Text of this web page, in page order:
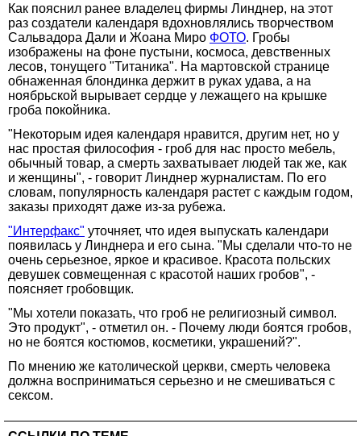
Как пояснил ранее владелец фирмы Линднер, на этот
раз создатели календаря вдохновлялись творчеством
Сальвадора Дали и Жоана Миро ФОТО. Гробы
изображены на фоне пустыни, космоса, девственных
лесов, тонущего "Титаника". На мартовской странице
обнаженная блондинка держит в руках удава, а на
ноябрьской вырывает сердце у лежащего на крышке
гроба покойника.
"Некоторым идея календаря нравится, другим нет, но у
нас простая философия - гроб для нас просто мебель,
обычный товар, а смерть захватывает людей так же, как
и женщины", - говорит Линднер журналистам. По его
словам, популярность календаря растет с каждым годом,
заказы приходят даже из-за рубежа.
"Интерфакс" уточняет, что идея выпускать календари
появилась у Линднера и его сына. "Мы сделали что-то не
очень серьезное, яркое и красивое. Красота польских
девушек совмещенная с красотой наших гробов", -
поясняет гробовщик.
"Мы хотели показать, что гроб не религиозный символ.
Это продукт", - отметил он. - Почему люди боятся гробов,
но не боятся костюмов, косметики, украшений?".
По мнению же католической церкви, смерть человека
должна восприниматься серьезно и не смешиваться с
сексом.